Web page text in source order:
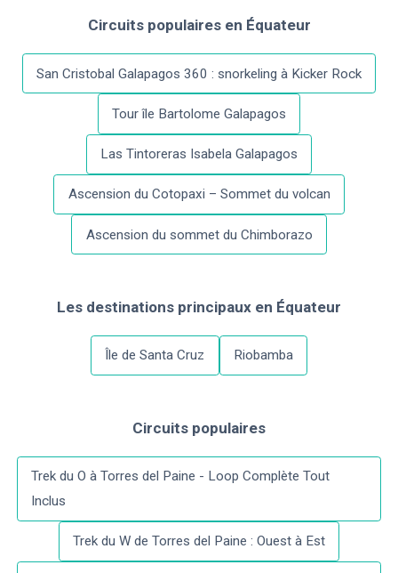
Circuits populaires en Équateur
San Cristobal Galapagos 360 : snorkeling à Kicker Rock
Tour île Bartolome Galapagos
Las Tintoreras Isabela Galapagos
Ascension du Cotopaxi – Sommet du volcan
Ascension du sommet du Chimborazo
Les destinations principaux en Équateur
Île de Santa Cruz Riobamba
Circuits populaires
Trek du O à Torres del Paine - Loop Complète Tout
Inclus
Trek du W de Torres del Paine : Ouest à Est